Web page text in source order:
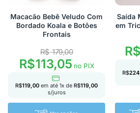
Macacão Bebê Veludo Com
Bordado Koala e Botões
Frontais
R$179,00
R$113,05no PIX
R$119,00 em até 1x de R$119,00
s/juros
Saída
em
R$
R$